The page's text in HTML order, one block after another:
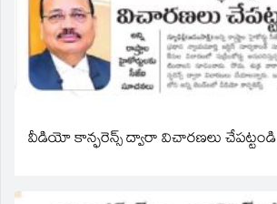
వీడియో కాన్ఫరెన్స్ ద్వారా విచారణలు చేపట్టండి